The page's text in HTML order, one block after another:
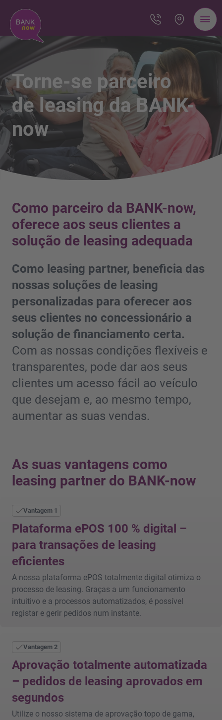
Torne-se parceiro
de leasing da BANK-
now
Como parceiro da BANK-now,
oferece aos seus clientes a
solução de leasing adequada
Como leasing partner, beneficia das
nossas soluções de leasing
personalizadas para oferecer aos
seus clientes no concessionário a
solução de financiamento certa.
Com as nossas condições flexíveis e
transparentes, pode dar aos seus
clientes um acesso fácil ao veículo
que desejam e, ao mesmo tempo,
aumentar as suas vendas.
As suas vantagens como
leasing partner do BANK-now
Vantagem 1
Plataforma ePOS 100 % digital –
para transações de leasing
eficientes
A nossa plataforma ePOS totalmente digital otimiza o
processo de leasing. Graças a um funcionamento
intuitivo e a processos automatizados, é possível
registar e gerir pedidos num instante.
Vantagem 2
Aprovação totalmente automatizada
– pedidos de leasing aprovados em
segundos
Utilize o nosso sistema de aprovação topo de gama,